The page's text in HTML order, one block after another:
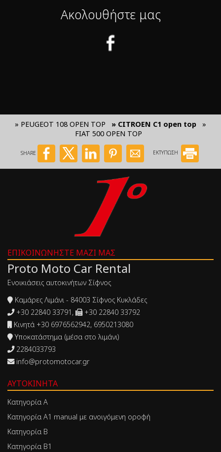
Ακολουθήστε μας
» PEUGEOT 108 OPEN TOP » CITROEN C1 open top
»
FIAT 500 OPEN TOP
SHARE ΕΚΤΥΠΩΣΗ
ΕΠΙΚΟΙΝΩΝΉΣΤΕ ΜΑΖΊ ΜΑΣ
Proto Moto Car Rental
Ενοικιάσεις αυτοκινήτων Σίφνος
Καμάρες Λιμάνι - 84003 Σίφνος Κυκλάδες
+30 22840 33791,
+30 22840 33792
Κινητά +30 6976562942, 6950213080
Υποκατάστημα (μέσα στο λιμάνι)
2284033793
info@protomotocar.gr
ΑΥΤΟΚΊΝΗΤΑ
Κατηγορία Α
Κατηγορία Α1 manual με ανοιγόμενη οροφή
Κατηγορία Β
Κατηγορία Β1